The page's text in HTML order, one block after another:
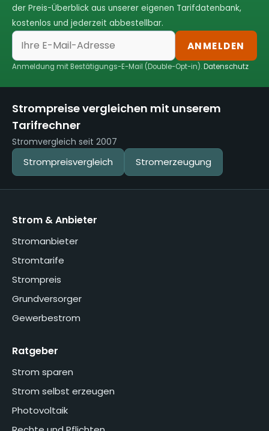
der Preis-Überblick aus unserer eigenen Tarifdatenbank,
kostenlos und jederzeit abbestellbar.
ANMELDEN
Anmeldung mit Bestätigungs-E-Mail (Double-Opt-in).Datenschutz
Strompreise vergleichen mit unserem
Tarifrechner
Stromvergleich seit 2007
Strompreisvergleich Stromerzeugung
Strom & Anbieter
Stromanbieter
Stromtarife
Strompreis
Grundversorger
Gewerbestrom
Ratgeber
Strom sparen
Strom selbst erzeugen
Photovoltaik